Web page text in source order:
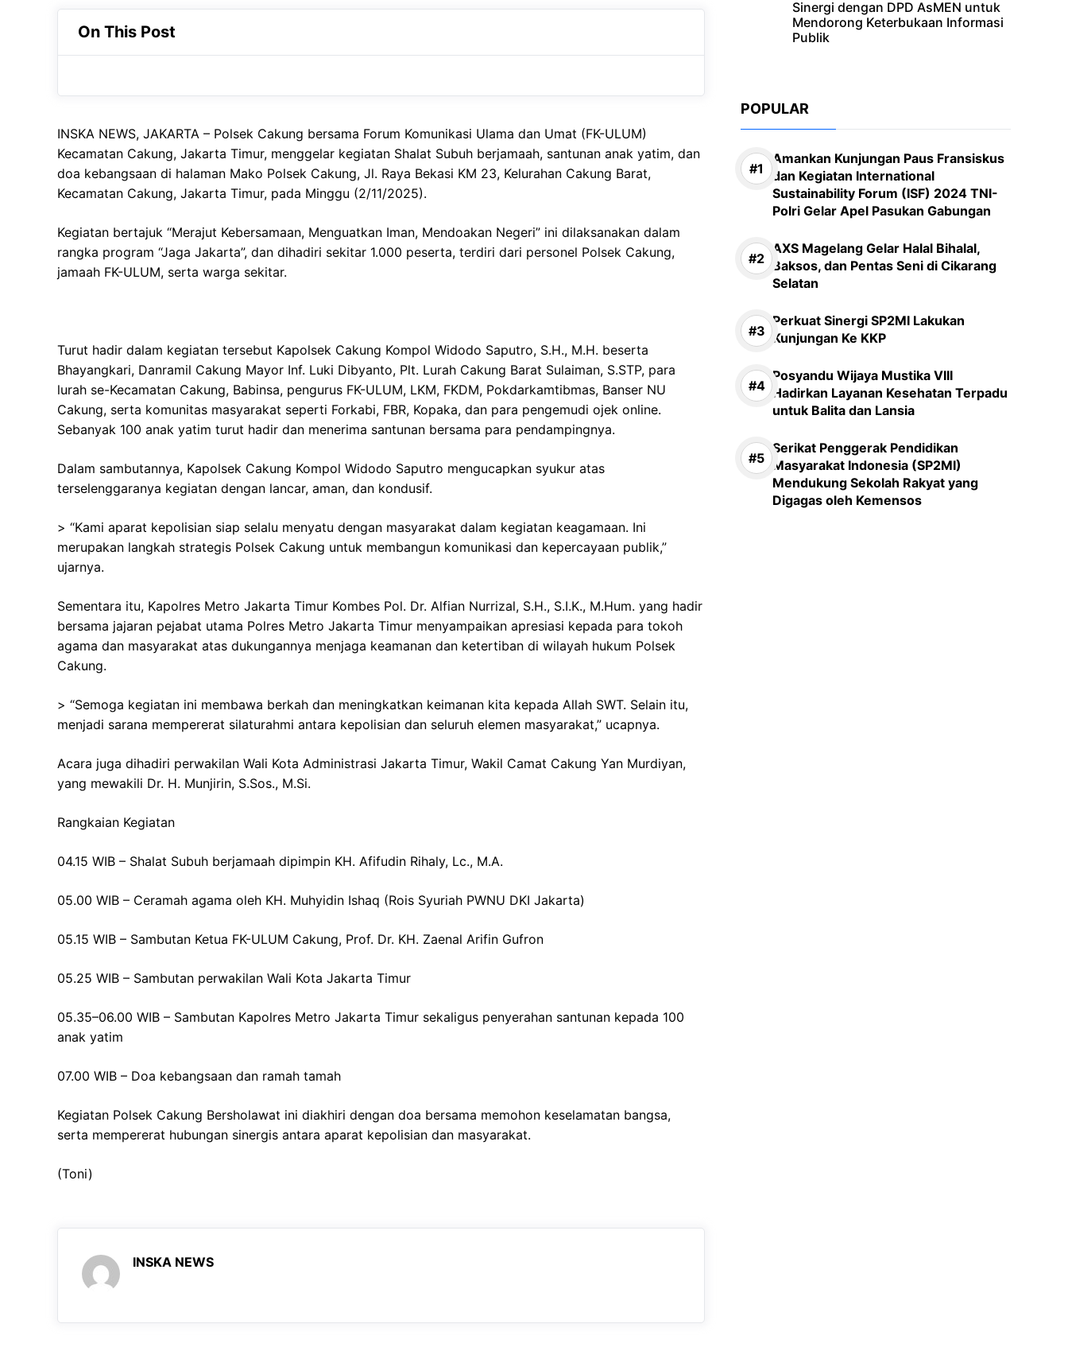
c
o
k
a
A
p
e
a
On This Post
INSKA NEWS, JAKARTA – Polsek Cakung bersama Forum Komunikasi Ulama dan Umat (FK-ULUM)
Kecamatan Cakung, Jakarta Timur, menggelar kegiatan Shalat Subuh berjamaah, santunan anak yatim, dan
doa kebangsaan di halaman Mako Polsek Cakung, Jl. Raya Bekasi KM 23, Kelurahan Cakung Barat,
Kecamatan Cakung, Jakarta Timur, pada Minggu (2/11/2025).
Kegiatan bertajuk “Merajut Kebersamaan, Menguatkan Iman, Mendoakan Negeri” ini dilaksanakan dalam
rangka program “Jaga Jakarta”, dan dihadiri sekitar 1.000 peserta, terdiri dari personel Polsek Cakung,
jamaah FK-ULUM, serta warga sekitar.
Turut hadir dalam kegiatan tersebut Kapolsek Cakung Kompol Widodo Saputro, S.H., M.H. beserta
Bhayangkari, Danramil Cakung Mayor Inf. Luki Dibyanto, Plt. Lurah Cakung Barat Sulaiman, S.STP, para
lurah se-Kecamatan Cakung, Babinsa, pengurus FK-ULUM, LKM, FKDM, Pokdarkamtibmas, Banser NU
Cakung, serta komunitas masyarakat seperti Forkabi, FBR, Kopaka, dan para pengemudi ojek online.
Sebanyak 100 anak yatim turut hadir dan menerima santunan bersama para pendampingnya.
Dalam sambutannya, Kapolsek Cakung Kompol Widodo Saputro mengucapkan syukur atas
terselenggaranya kegiatan dengan lancar, aman, dan kondusif.
> “Kami aparat kepolisian siap selalu menyatu dengan masyarakat dalam kegiatan keagamaan. Ini
merupakan langkah strategis Polsek Cakung untuk membangun komunikasi dan kepercayaan publik,”
ujarnya.
Sementara itu, Kapolres Metro Jakarta Timur Kombes Pol. Dr. Alfian Nurrizal, S.H., S.I.K., M.Hum. yang hadir
bersama jajaran pejabat utama Polres Metro Jakarta Timur menyampaikan apresiasi kepada para tokoh
agama dan masyarakat atas dukungannya menjaga keamanan dan ketertiban di wilayah hukum Polsek
Cakung.
> “Semoga kegiatan ini membawa berkah dan meningkatkan keimanan kita kepada Allah SWT. Selain itu,
menjadi sarana mempererat silaturahmi antara kepolisian dan seluruh elemen masyarakat,” ucapnya.
Acara juga dihadiri perwakilan Wali Kota Administrasi Jakarta Timur, Wakil Camat Cakung Yan Murdiyan,
yang mewakili Dr. H. Munjirin, S.Sos., M.Si.
Rangkaian Kegiatan
04.15 WIB – Shalat Subuh berjamaah dipimpin KH. Afifudin Rihaly, Lc., M.A.
05.00 WIB – Ceramah agama oleh KH. Muhyidin Ishaq (Rois Syuriah PWNU DKI Jakarta)
05.15 WIB – Sambutan Ketua FK-ULUM Cakung, Prof. Dr. KH. Zaenal Arifin Gufron
05.25 WIB – Sambutan perwakilan Wali Kota Jakarta Timur
05.35–06.00 WIB – Sambutan Kapolres Metro Jakarta Timur sekaligus penyerahan santunan kepada 100
anak yatim
07.00 WIB – Doa kebangsaan dan ramah tamah
Kegiatan Polsek Cakung Bersholawat ini diakhiri dengan doa bersama memohon keselamatan bangsa,
serta mempererat hubungan sinergis antara aparat kepolisian dan masyarakat.
(Toni)
INSKA NEWS
Sinergi dengan DPD AsMEN untuk
Mendorong Keterbukaan Informasi
Publik
POPULAR
Amankan Kunjungan Paus Fransiskus
dan Kegiatan International
Sustainability Forum (ISF) 2024 TNI-
Polri Gelar Apel Pasukan Gabungan
AXS Magelang Gelar Halal Bihalal,
Baksos, dan Pentas Seni di Cikarang
Selatan
Perkuat Sinergi SP2MI Lakukan
Kunjungan Ke KKP
Posyandu Wijaya Mustika VIII
Hadirkan Layanan Kesehatan Terpadu
untuk Balita dan Lansia
Serikat Penggerak Pendidikan
Masyarakat Indonesia (SP2MI)
Mendukung Sekolah Rakyat yang
Digagas oleh Kemensos